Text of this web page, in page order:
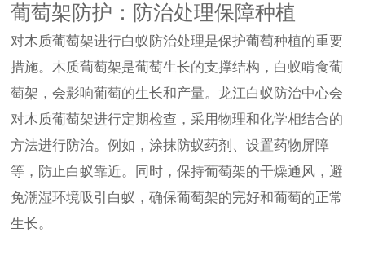
葡萄架防护：防治处理保障种植
对木质葡萄架进行白蚁防治处理是保护葡萄种植的重要
措施。木质葡萄架是葡萄生长的支撑结构，白蚁啃食葡
萄架，会影响葡萄的生长和产量。龙江白蚁防治中心会
对木质葡萄架进行定期检查，采用物理和化学相结合的
方法进行防治。例如，涂抹防蚁药剂、设置药物屏障
等，防止白蚁靠近。同时，保持葡萄架的干燥通风，避
免潮湿环境吸引白蚁，确保葡萄架的完好和葡萄的正常
生长。